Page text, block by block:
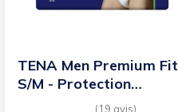
TENA Men Premium Fit
S/M - Protection
urinaire homme